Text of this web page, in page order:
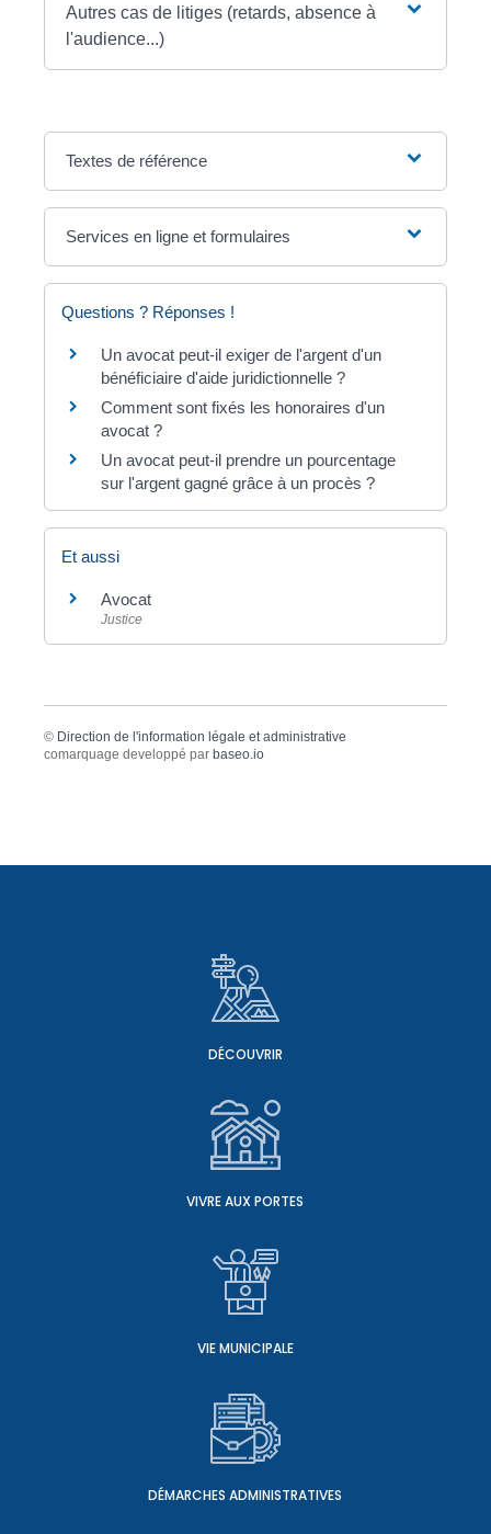
Autres cas de litiges (retards, absence à
l'audience...)
Textes de référence
Services en ligne et formulaires
Questions ? Réponses !
Un avocat peut-il exiger de l'argent d'un
bénéficiaire d'aide juridictionnelle ?
Comment sont fixés les honoraires d'un
avocat ?
Un avocat peut-il prendre un pourcentage
sur l'argent gagné grâce à un procès ?
Et aussi
Avocat
Justice
© Direction de l'information légale et administrative
comarquage developpé par baseo.io
DÉCOUVRIR
VIVRE AUX PORTES
VIE MUNICIPALE
DÉMARCHES ADMINISTRATIVES